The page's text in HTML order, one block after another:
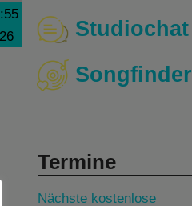
Studiochat
Songfinder
Termine
Nächste kostenlose